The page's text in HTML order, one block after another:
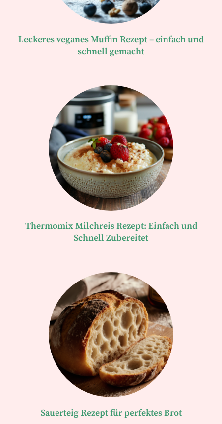
Leckeres veganes Muffin Rezept – einfach und
schnell gemacht
Thermomix Milchreis Rezept: Einfach und
Schnell Zubereitet
Sauerteig Rezept für perfektes Brot